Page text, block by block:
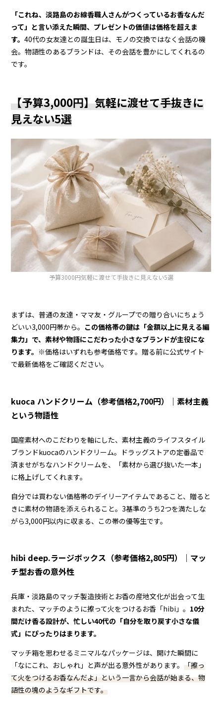
「これね、淡路島のお線香職人さんがつくっているお香なんだ
って」と言い添えた瞬間、プレゼントの価値は価格を超えま
す。40代の女友達との誕生日は、モノの交換ではなく会話の機
会。物語性のあるブランドは、その会話を豊かにしてくれるの
です。
【予算3,000円】気軽に渡せて手抜きに
見えない5選
予算3000円気軽に渡せて手抜きに見えない5選
まずは、普通の友達・ママ友・グループでの贈り合いにちょう
どいい3,000円帯から。 この価格帯の鍵は「金額以上に見える編
集力」で、素材や物語にこだわった小さなブランドが主役にな
ります。 ※価格はいずれも参考価格です。贈る前に公式サイト
で最新価格をご確認ください。
kuoca ハンドクリーム（参考価格2,700円）｜素材主義
という物語性
国産素材へのこだわりを軸にした、素材主義のライフスタイル
ブランドkuocaのハンドクリーム。ドラッグストアの定番品で
済ませがちなハンドクリームを、「素材から選び抜いた一本」
に格上げしてくれます。
自分では買わない価格帯のデイリーアイテムであること、贈ると
きに素材の物語を添えられること。3基準のうち2つを満たしな
がら3,000円以内に収まる、この帯の優等生です。
hibi deep.ラージボックス（参考価格2,805円）｜マッ
チ型お香の意外性
兵庫・淡路島のマッチ製造技術とお香の産地文化が出会って生
まれた、マッチのように擦って火をつけるお香「hibi」。 10分
間だけ香る設計が、忙しい40代の「自分を取り戻す小さな儀
式」にぴったりはまります。
マッチ箱を思わせるミニマルなパッケージは、開けた瞬間に
「なにこれ、おしゃれ」と声が出る意外性があります。「擦っ
て火をつけるお香なんだよ」という一言から会話が始まる、物
語性の塊のようなギフトです。